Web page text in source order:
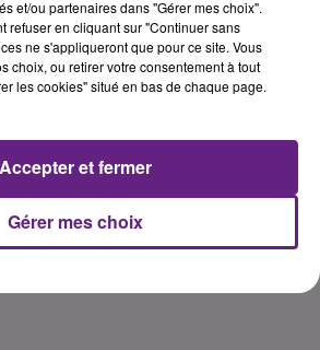
et/ou partenaires dans "Gérer mes choix".
refuser en cliquant sur "Continuer sans
ne s'appliqueront que pour ce site. Vous
choix, ou retirer votre consentement à tout
les cookies" situé en bas de chaque page.
Gérer mes choix
Accepter et fermer